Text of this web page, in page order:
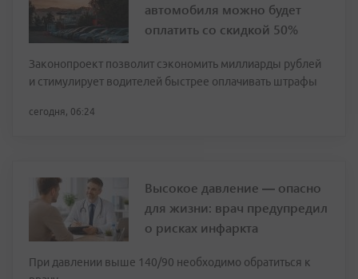
автомобиля можно будет
оплатить со скидкой 50%
Законопроект позволит сэкономить миллиарды рублей
и стимулирует водителей быстрее оплачивать штрафы
сегодня, 06:24
Высокое давление — опасно
для жизни: врач предупредил
о рисках инфаркта
При давлении выше 140/90 необходимо обратиться к